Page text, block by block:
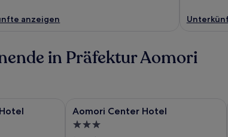
anzeigen
in Präfektur Aomori
Bildergalerie
für
Aomori
Aomori Center Hotel
3.0-